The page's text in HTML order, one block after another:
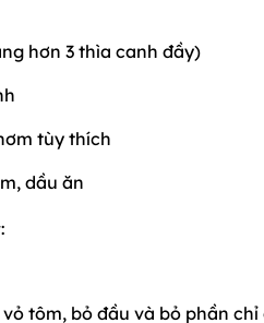
hơn 3 thìa canh đầy)
tùy thích
dầu ăn
vỏ tôm, bỏ đầu và bỏ phần